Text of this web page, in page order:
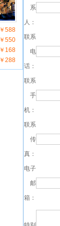
￥588
￥550
￥168
￥288
系
人：
联系
电
话：
联系
手
机：
联系
传
真：
电子
邮
箱：